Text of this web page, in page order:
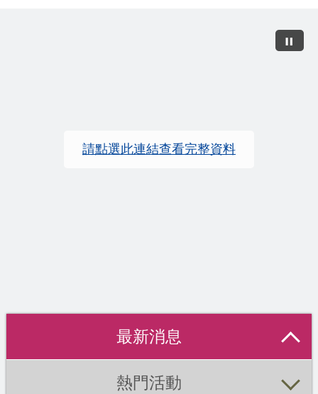
請點選此連結查看完整資料
最新消息
熱門活動